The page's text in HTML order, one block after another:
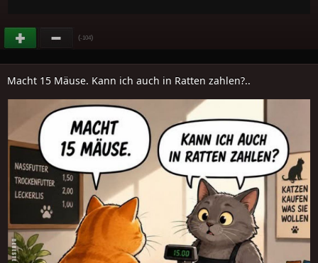
(-104)
Macht 15 Mäuse. Kann ich auch in Ratten zahlen?..